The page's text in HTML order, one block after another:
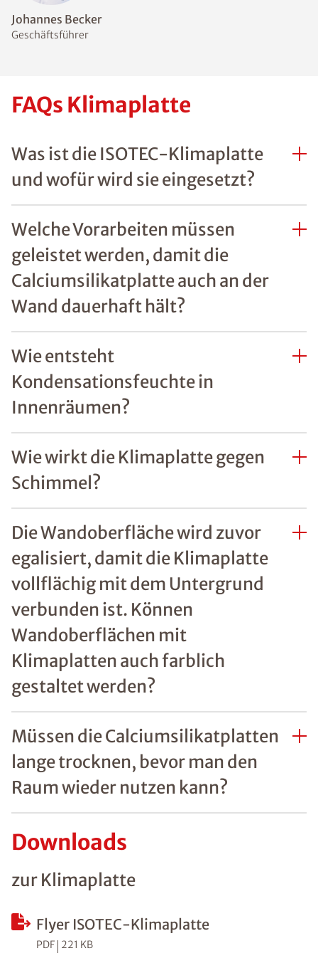
Johannes Becker
Geschäftsführer
FAQs Klimaplatte
Was ist die ISOTEC-Klimaplatte
und wofür wird sie eingesetzt?
Welche Vorarbeiten müssen
geleistet werden, damit die
Calciumsilikatplatte auch an der
Wand dauerhaft hält?
Wie entsteht
Kondensationsfeuchte in
Innenräumen?
Wie wirkt die Klimaplatte gegen
Schimmel?
Die Wandoberfläche wird zuvor
egalisiert, damit die Klimaplatte
vollflächig mit dem Untergrund
verbunden ist. Können
Wandoberflächen mit
Klimaplatten auch farblich
gestaltet werden?
Müssen die Calciumsilikatplatten
lange trocknen, bevor man den
Raum wieder nutzen kann?
Downloads
zur Klimaplatte
Flyer ISOTEC-Klimaplatte
PDF 221 KB